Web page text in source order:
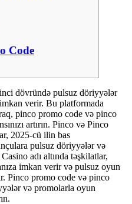
Code
dövründə pulsuz döriyyələr
verir. Bu platformada
pinco promo code və pinco
artırın. Pinco və Pinco
2025-cü ilin bas
pulsuz döriyyələr və
adı altında təşkilatlar,
imkan verir və pulsuz oyun
Pinco promo code və pinco
və promolarla oyun